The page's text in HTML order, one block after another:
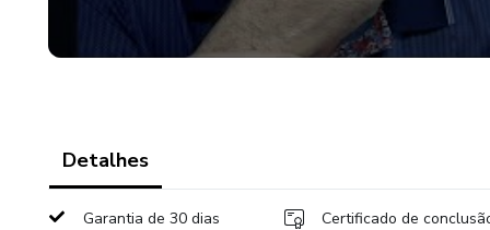
Detalhes
Garantia de 30 dias Certificado de